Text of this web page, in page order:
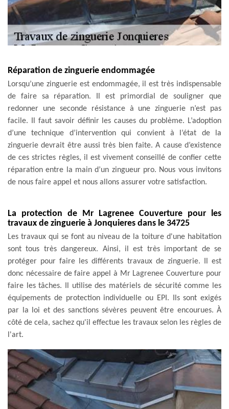
Réparation de zinguerie endommagée
Lorsqu’une zinguerie est endommagée, il est très indispensable
de faire sa réparation. Il est primordial de souligner que
redonner une seconde résistance à une zinguerie n’est pas
facile. Il faut savoir définir les causes du problème. L’adoption
d’une technique d’intervention qui convient à l’état de la
zinguerie devrait être aussi très bien faite. A cause d’existence
de ces strictes règles, il est vivement conseillé de confier cette
réparation entre la main d’un zingueur pro. Nous vous invitons
de nous faire appel et nous allons assurer votre satisfaction.
La protection de Mr Lagrenee Couverture pour les
travaux de zinguerie à Jonquieres dans le 34725
Les travaux qui se font au niveau de la toiture d'une habitation
sont tous très dangereux. Ainsi, il est très important de se
protéger pour faire les différents travaux de zinguerie. Il est
donc nécessaire de faire appel à Mr Lagrenee Couverture pour
faire les tâches. Il utilise des matériels de sécurité comme les
équipements de protection individuelle ou EPI. Ils sont exigés
par la loi et des sanctions sévères peuvent être encourues. À
côté de cela, sachez qu'il effectue les travaux selon les règles de
l'art.